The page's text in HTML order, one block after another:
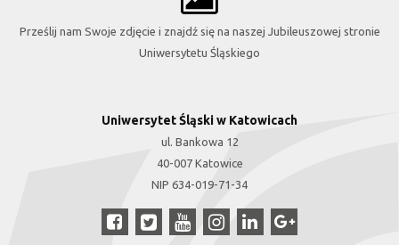
Prześlij nam Swoje zdjęcie i znajdź się na naszej Jubileuszowej stronie
Uniwersytetu Śląskiego
Uniwersytet Śląski w Katowicach
ul. Bankowa 12
40-007 Katowice
NIP 634-019-71-34